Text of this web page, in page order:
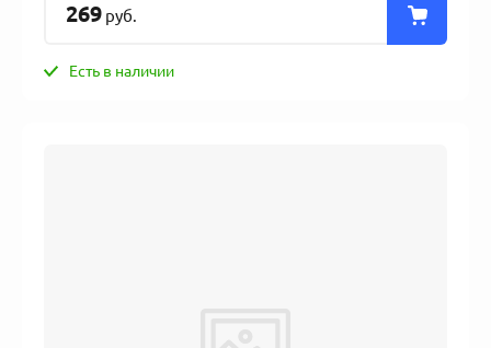
269 руб.
Есть в наличии